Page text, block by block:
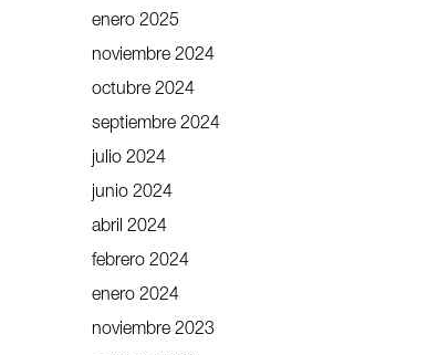
enero 2025
noviembre 2024
octubre 2024
septiembre 2024
julio 2024
junio 2024
abril 2024
febrero 2024
enero 2024
noviembre 2023